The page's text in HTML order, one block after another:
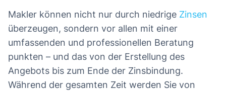
Makler können nicht nur durch niedrige Zinsen
überzeugen, sondern vor allen mit einer
umfassenden und professionellen Beratung
punkten – und das von der Erstellung des
Angebots bis zum Ende der Zinsbindung.
Während der gesamten Zeit werden Sie von